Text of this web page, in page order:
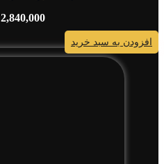
2,840,000
افزودن به سبد خرید